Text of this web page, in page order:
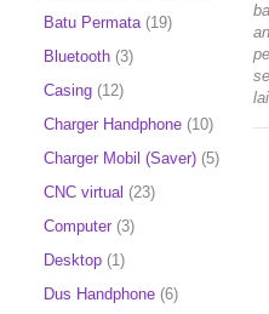
Batu Permata (19)
Bluetooth (3)
Casing (12)
Charger Handphone (10)
Charger Mobil (Saver) (5)
CNC virtual (23)
Computer (3)
Desktop (1)
Dus Handphone (6)